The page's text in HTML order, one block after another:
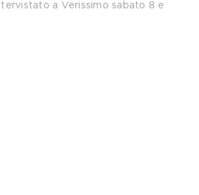
a Verissimo sabato 8 e